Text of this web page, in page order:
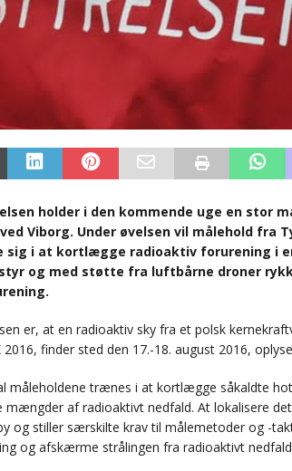
holder i den kommende uge en stor
Viborg. Under øvelsen vil målehold fra
sig i at kortlægge radioaktiv forurening i
og med støtte fra luftbårne droner
er, at en radioaktiv sky fra et polsk
2016, finder sted den 17.-18. august 2016,
måleholdene trænes i at kortlægge såkaldte
mængder af radioaktivt nedfald. At lokalisere
og stiller særskilte krav til målemetoder og -
og afskærme strålingen fra radioaktivt